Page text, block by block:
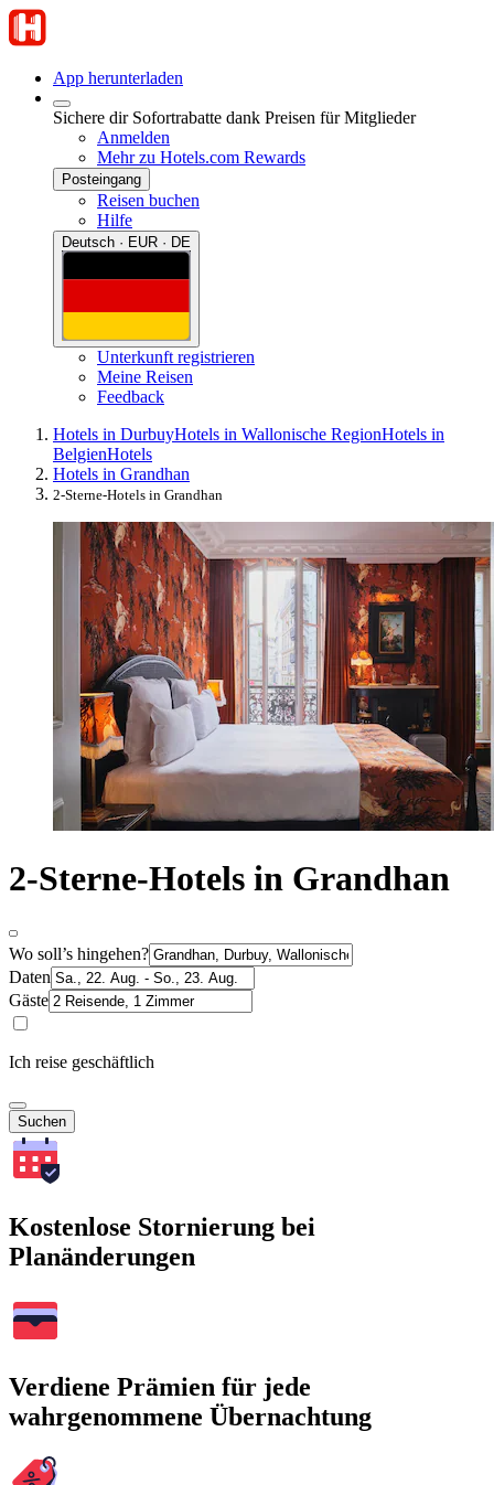
App herunterladen
Sichere dir Sofortrabatte dank Preisen für Mitglieder
Anmelden
Mehr zu Hotels.com Rewards
Posteingang
Reisen buchen
Hilfe
Deutsch · EUR · DE
Unterkunft registrieren
Meine Reisen
Feedback
Hotels in DurbuyHotels in Wallonische RegionHotels in
BelgienHotels
Hotels in Grandhan
2-Sterne-Hotels in Grandhan
2-Sterne-Hotels in Grandhan
Wo soll’s hingehen?
Daten
Gäste
Ich reise geschäftlich
Suchen
Kostenlose Stornierung bei
Planänderungen
Verdiene Prämien für jede
wahrgenommene Übernachtung